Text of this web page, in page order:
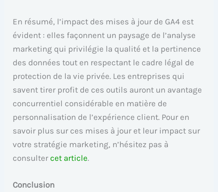
En résumé, l’impact des mises à jour de GA4 est
évident : elles façonnent un paysage de l’analyse
marketing qui privilégie la qualité et la pertinence
des données tout en respectant le cadre légal de
protection de la vie privée. Les entreprises qui
savent tirer profit de ces outils auront un avantage
concurrentiel considérable en matière de
personnalisation de l’expérience client. Pour en
savoir plus sur ces mises à jour et leur impact sur
votre stratégie marketing, n’hésitez pas à
consultercet article.
Conclusion